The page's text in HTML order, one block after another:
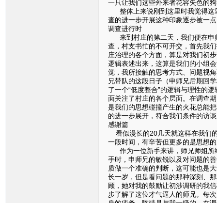
一只让我们这些外来者花容失色的
整体上来说刚到这里时我觉得这
查的进一步开展这种印象逐步被一
调查进行时
来到村庄的第二天，我们便在申
查，村支书忙的不可开交，首先我
庄治理的各个方面，算是对我们初
逻辑表述出来，这算是我们的小组
觉，我所接触的思考方式、问题视
兄带队的这段日子（申师兄后期回
了一个“低度整合”的逻辑与理性的
面关注了村庄的各个层面。在调查
是我们的思想碰撞产生的火花总能
的进一步展开，符合我们条件的访
感谢篇
看似漫长的20几天就这样在我们
一段时间，有辛苦但更多的是思想
作为一位新手来讲，师兄师姐所
手时，申师兄的敏锐以及对问题的
质做一个准确的判断，这可能也是
长一岁，但是看问题的那种深刻、
顾，她对我的鼓励让初涉调研的我
步了解了这位才气逼人的师兄。每